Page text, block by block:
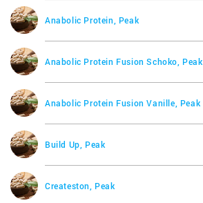
Anabolic Protein, Peak
Anabolic Protein Fusion Schoko, Peak
Anabolic Protein Fusion Vanille, Peak
Build Up, Peak
Createston, Peak